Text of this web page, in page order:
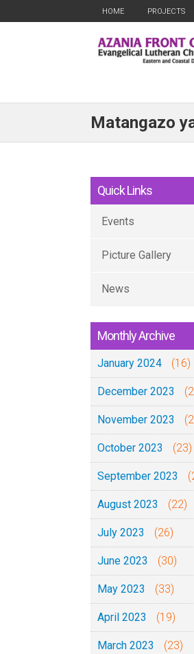
HOME PROJECTS
Matangazo
Quick Links
Events
Picture Gallery
News
Monthly Archive
January 2024 (16)
December 2023
November 2023
October 2023 (23)
September 2023
August 2023 (22)
July 2023 (26)
June 2023 (30)
May 2023 (33)
April 2023 (19)
March 2023 (23)